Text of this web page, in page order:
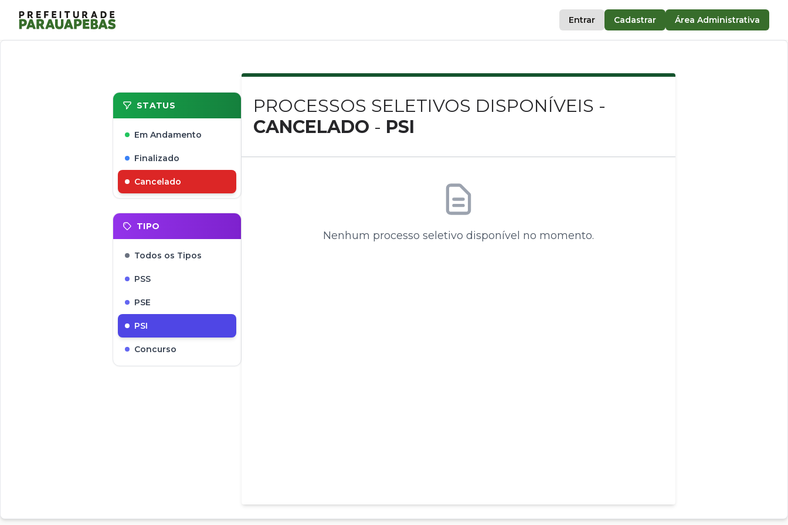
Entrar Cadastrar Área Administrativa
STATUS
Em Andamento
Finalizado
Cancelado
TIPO
Todos os Tipos
PSS
PSE
PSI
Concurso
PROCESSOS SELETIVOS DISPONÍVEIS -
CANCELADO - PSI
Nenhum processo seletivo disponível no momento.